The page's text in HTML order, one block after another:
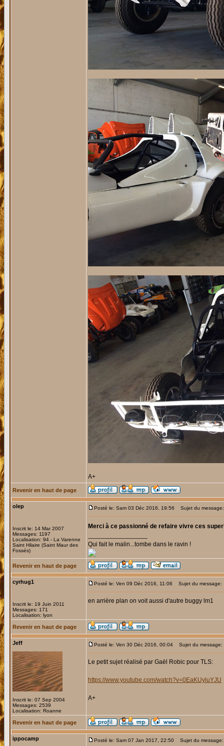
A+
Revenir en haut de page
olep
Inscrit le: 14 Mar 2007
Messages: 1197
Localisation: 94 - La Varenne
Saint Hilaire (Saint Maur des
Fossés)
Posté le: Sam 03 Déc 2016, 19:56 Sujet du message:
Merci à ce passionné de refaire vivre ces
Qui fait le malin...tombe dans le ravin !
Revenir en haut de page
cyrhug1
Inscrit le: 19 Juin 2011
Messages: 171
Localisation: lyon
Posté le: Ven 09 Déc 2016, 11:06 Sujet du message:
en arrière plan on voit aussi d'autre buggy lm1
Revenir en haut de page
Jeff
Inscrit le: 07 Sep 2004
Messages: 2539
Localisation: Roanne
Posté le: Ven 30 Déc 2016, 00:04 Sujet du message:
Le petit sujet réalisé par Gaël Robic pour TLS:
https://www.youtube.com/watch?v=0EaKUyluYJU
A+
Revenir en haut de page
ippocamp Posté le: Sam 07 Jan 2017, 22:50 Sujet du message: